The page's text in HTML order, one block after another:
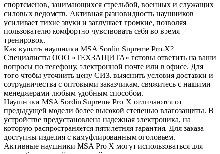
спортсменов, занимающихся стрельбой, военных и служащих
силовых ведомств. Активная разновидность наушников
усиливает тихие звуки и заглушает громкие, позволяя
пользователю комфортно чувствовать себя во время
тренировок.
Как купить наушники MSA Sordin Supreme Pro-X?
Специалисты ООО «ТЕХЗАЩИТА» готовы ответить на ваши
вопросы по телефону, электронной почте или в офисе. Для
того чтобы уточнить цену СИЗ, выяснить условия доставки и
сотрудничества с оптовыми заказчикам, свяжитесь с нашими
менеджерами любым удобным способом.
Наушники MSA Sordin Supreme Pro-X отличаются от
предыдущей модели более высокой степенью влагозащиты. В
устройстве предустановлена надежная электроника, на
которую распространяется пятилетняя гарантия. Для заказа
доступны изделия с камуфлированным оголовьем.
Активные наушники MSA Pro X могут использоваться для